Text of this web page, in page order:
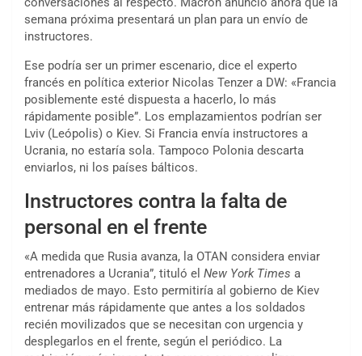
semana próxima presentará un plan para un envío de
instructores.
Ese podría ser un primer escenario, dice el experto
francés en política exterior Nicolas Tenzer a DW: «Francia
posiblemente esté dispuesta a hacerlo, lo más
rápidamente posible”. Los emplazamientos podrían ser
Lviv (Leópolis) o Kiev. Si Francia envía instructores a
Ucrania, no estaría sola. Tampoco Polonia descarta
enviarlos, ni los países bálticos.
Instructores contra la falta de
personal en el frente
«A medida que Rusia avanza, la OTAN considera enviar
entrenadores a Ucrania”, tituló el New York Times a
mediados de mayo. Esto permitiría al gobierno de Kiev
entrenar más rápidamente que antes a los soldados
recién movilizados que se necesitan con urgencia y
desplegarlos en el frente, según el periódico. La